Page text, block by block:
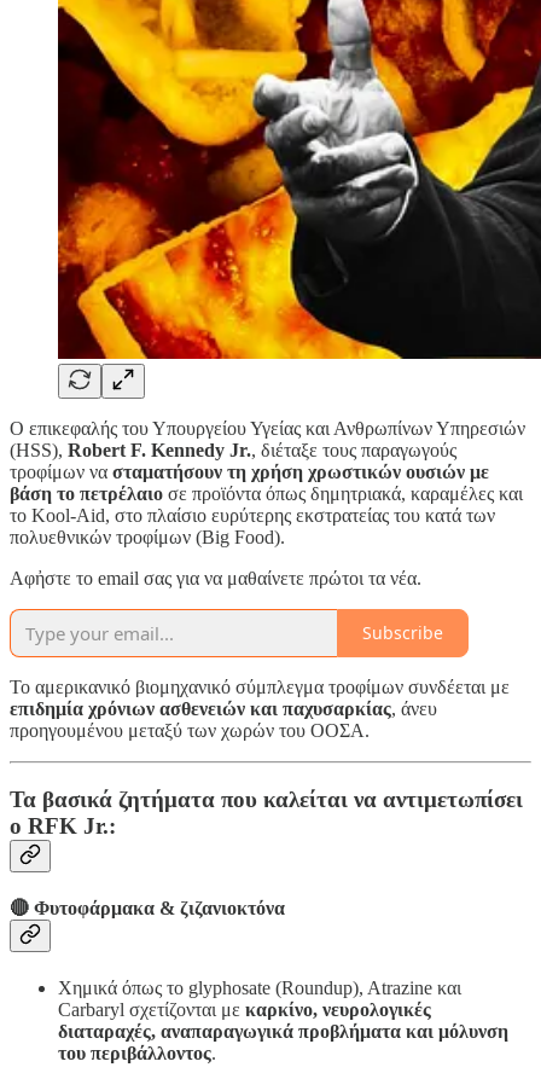
Ο επικεφαλής του Υπουργείου Υγείας και Ανθρωπίνων Υπηρεσιών
(HSS), Robert F. Kennedy Jr., διέταξε τους παραγωγούς
τροφίμων να σταματήσουν τη χρήση χρωστικών ουσιών με
βάση το πετρέλαιο σε προϊόντα όπως δημητριακά, καραμέλες και
το Kool-Aid, στο πλαίσιο ευρύτερης εκστρατείας του κατά των
πολυεθνικών τροφίμων (Big Food).
Αφἠστε το email σας για να μαθαίνετε πρώτοι τα νέα.
Subscribe
Το αμερικανικό βιομηχανικό σύμπλεγμα τροφίμων συνδέεται με
επιδημία χρόνιων ασθενειών και παχυσαρκίας, άνευ
προηγουμένου μεταξύ των χωρών του ΟΟΣΑ.
Τα βασικά ζητήματα που καλείται να αντιμετωπίσει
ο RFK Jr.:
🔴 Φυτοφάρμακα & ζιζανιοκτόνα
Χημικά όπως το glyphosate (Roundup), Atrazine και
Carbaryl σχετίζονται με καρκίνο, νευρολογικές
διαταραχές, αναπαραγωγικά προβλήματα και μόλυνση
του περιβάλλοντος.